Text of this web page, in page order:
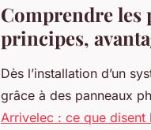
Comprendre les
principes,
Dès l’installation d’un
grâce à des panneaux
Arrivelec : ce que disent